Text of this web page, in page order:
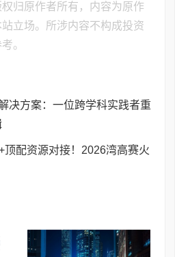
归原作者所有，内容为原作
立场。所涉内容不构成投资
。
决方案：一位跨学科实践者重
顶配资源对接！2026湾高赛火